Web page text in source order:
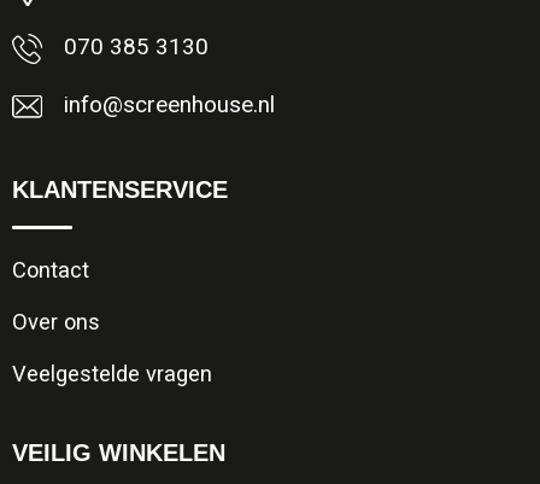
070 385 3130
info@screenhouse.nl
KLANTENSERVICE
Contact
Over ons
Veelgestelde vragen
VEILIG WINKELEN